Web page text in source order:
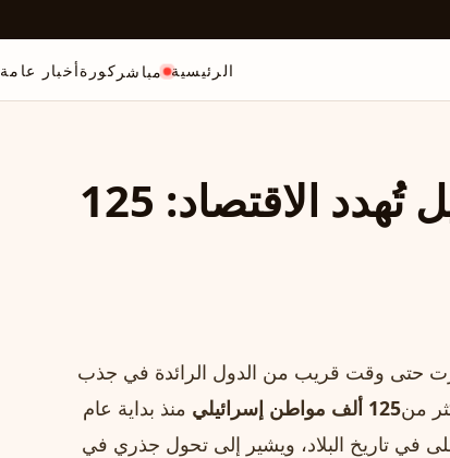
الرئيسية مباشر كورةأخبار عامة
الهجرة العكسية بإسرائيل تُهدد الاقتصاد: 125
حتى وقت قريب من الدول الرائدة في جذب
من125 ألف مواطن إسرائيلي
منذ بداية عام
هذا العدد الأعلى في تاريخ البلاد، ويشير إلى تحول جذري في